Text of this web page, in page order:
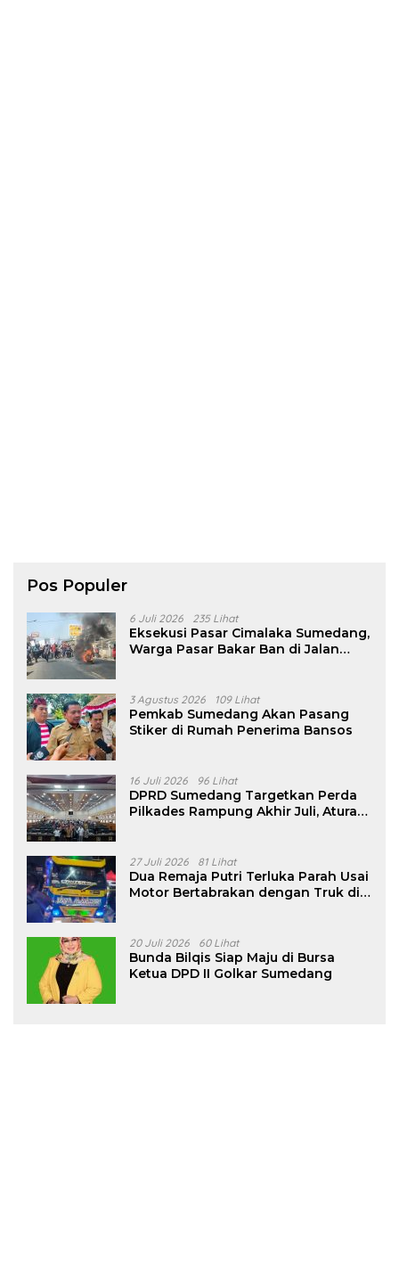
Pos Populer
6 Juli 2026 235 Lihat
Eksekusi Pasar Cimalaka Sumedang,
Warga Pasar Bakar Ban di Jalan
3 Agustus 2026 109 Lihat
Pemkab Sumedang Akan Pasang
Stiker di Rumah Penerima Bansos
16 Juli 2026 96 Lihat
DPRD Sumedang Targetkan Perda
Pilkades Rampung Akhir Juli, Aturan
27 Juli 2026 81 Lihat
Dua Remaja Putri Terluka Parah Usai
Motor Bertabrakan dengan Truk di
20 Juli 2026 60 Lihat
Bunda Bilqis Siap Maju di Bursa
Ketua DPD II Golkar Sumedang